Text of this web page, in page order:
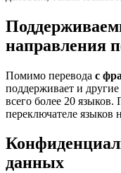
направления
Помимо перевода с
поддерживает и
всего более 20
переключателе языков
данных